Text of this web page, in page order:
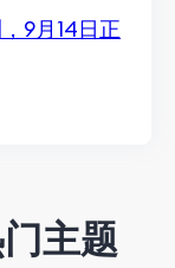
9月14日正
主题